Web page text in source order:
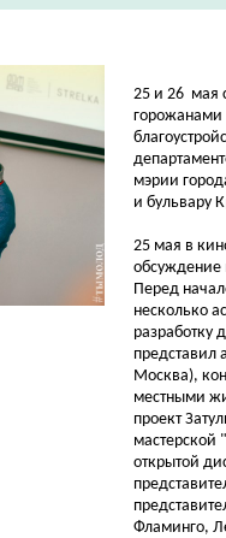
25 и 26 мая
горожанами
мэрии
и бульвару
25 мая в
обсуждение
Перед
несколько
разработку
представил
Москва),
местными
проект
мастерской
открытой
Фламинго,